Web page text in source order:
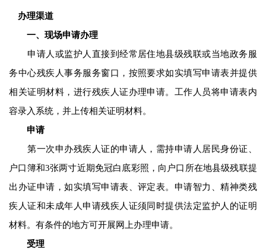
办理渠道
一、现场申请办理
申请人或监护人直接到经常居住地县级残联或当地政务服
务中心残疾人事务服务窗口，按照要求如实填写申请表并提供
相关证明材料，进行残疾人证办理申请。工作人员将申请表内
容录入系统，并上传相关证明材料。
申请
第一次申办残疾人证的申请人，需持申请人居民身份证、
户口簿和3张两寸近期免冠白底彩照，向户口所在地县级残联提
出办证申请，如实填写申请表、评定表。申请智力、精神类残
疾人证和未成年人申请残疾人证须同时提供法定监护人的证明
材料。有条件的地方可开展网上办理申请。
受理